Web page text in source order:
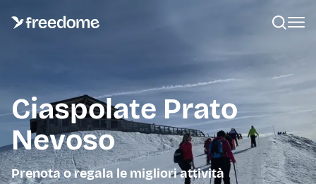
Ciaspolate Prato
Nevoso
Prenota o regala le migliori attività